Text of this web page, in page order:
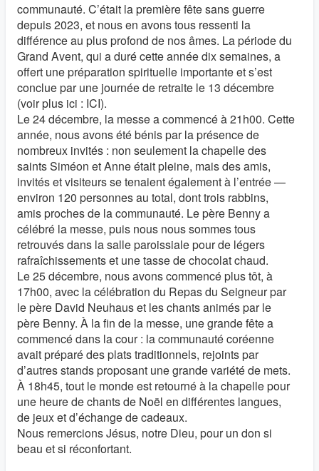
communauté. C’était la première fête sans guerre
depuis 2023, et nous en avons tous ressenti la
différence au plus profond de nos âmes. La période du
Grand Avent, qui a duré cette année dix semaines, a
offert une préparation spirituelle importante et s’est
conclue par une journée de retraite le 13 décembre
(voir plus ici : ICI).
Le 24 décembre, la messe a commencé à 21h00. Cette
année, nous avons été bénis par la présence de
nombreux invités : non seulement la chapelle des
saints Siméon et Anne était pleine, mais des amis,
invités et visiteurs se tenaient également à l’entrée —
environ 120 personnes au total, dont trois rabbins,
amis proches de la communauté. Le père Benny a
célébré la messe, puis nous nous sommes tous
retrouvés dans la salle paroissiale pour de légers
rafraîchissements et une tasse de chocolat chaud.
Le 25 décembre, nous avons commencé plus tôt, à
17h00, avec la célébration du Repas du Seigneur par
le père David Neuhaus et les chants animés par le
père Benny. À la fin de la messe, une grande fête a
commencé dans la cour : la communauté coréenne
avait préparé des plats traditionnels, rejoints par
d’autres stands proposant une grande variété de mets.
À 18h45, tout le monde est retourné à la chapelle pour
une heure de chants de Noël en différentes langues,
de jeux et d’échange de cadeaux.
Nous remercions Jésus, notre Dieu, pour un don si
beau et si réconfortant.